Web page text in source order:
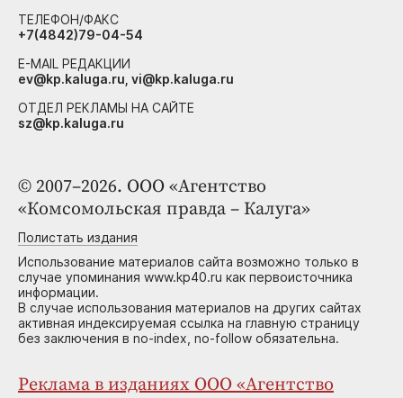
© 2007–2026. ООО «Агентство
«Комсомольская правда – Калуга»
Полистать издания
Использование материалов сайта возможно только в
случае упоминания www.kp40.ru как первоисточника
информации.
В случае использования материалов на других сайтах
активная индексируемая ссылка на главную страницу
без заключения в no-index, no-follow обязательна.
Реклама в изданиях ООО «Агентство
ТЕЛЕФОН/ФАКС
+7(4842)79-04-54
E-MAIL РЕДАКЦИИ
ev@kp.kaluga.ru, vi@kp.kaluga.ru
ОТДЕЛ РЕКЛАМЫ НА САЙТЕ
sz@kp.kaluga.ru